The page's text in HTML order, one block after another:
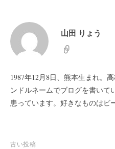
山田 りょう
1987年12月8日、熊本生まれ。
ンドルネームでブログを書いて
患っています。好きなものはビ
投
古い投稿